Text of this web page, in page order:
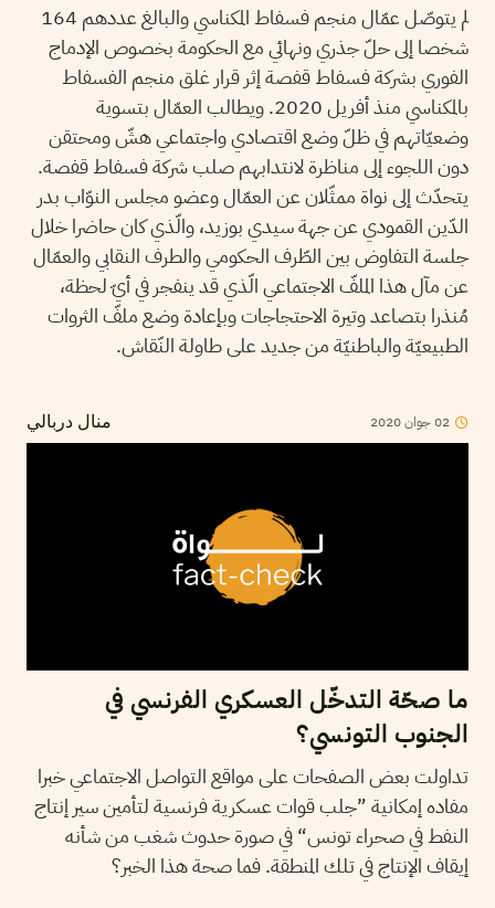
لم يتوصّل عمّال منجم فسفاط المكناسي والبالغ عددهم 164
شخصا إلى حلّ جذري ونهائي مع الحكومة بخصوص الإدماج
الفوري بشركة فسفاط قفصة إثر قرار غلق منجم الفسفاط
بالمكناسي منذ أفريل 2020. ويطالب العمّال بتسوية
وضعيّاتهم في ظلّ وضع اقتصادي واجتماعي هشّ ومحتقن
دون اللجوء إلى مناظرة لانتدابهم صلب شركة فسفاط قفصة.
يتحدّث إلى نواة ممثّلان عن العمّال وعضو مجلس النوّاب بدر
الدّين القمودي عن جهة سيدي بوزيد، والّذي كان حاضرا خلال
جلسة التفاوض بين الطّرف الحكومي والطرف النقابي والعمّال
عن مآل هذا الملفّ الاجتماعي الّذي قد ينفجر في أيّ لحظة،
مُنذرا بتصاعد وتيرة الاحتجاجات وبإعادة وضع ملفّ الثروات
الطبيعيّة والباطنيّة من جديد على طاولة النّقاش.
منال دربالي 02جوان2020
ما صحّة التدخّل العسكري الفرنسي في
الجنوب التونسي؟
تداولت بعض الصفحات على مواقع التواصل الاجتماعي خبرا
مفاده إمكانية ”جلب قوات عسكرية فرنسية لتأمين سير إنتاج
النفط في صحراء تونس“ في صورة حدوث شغب من شأنه
إيقاف الإنتاج في تلك المنطقة. فما صحة هذا الخبر؟